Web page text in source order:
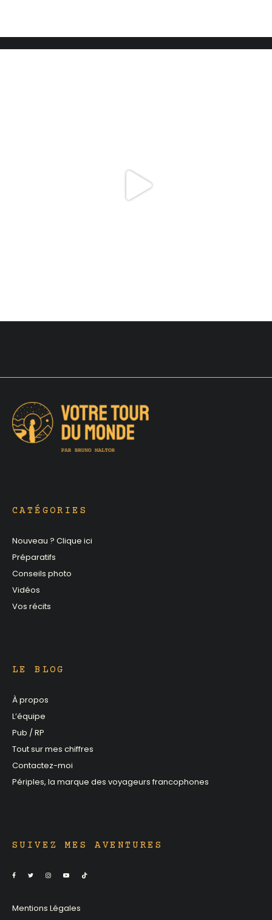
CATÉGORIES
Nouveau ? Clique ici
Préparatifs
Conseils photo
Vidéos
Vos récits
LE BLOG
À propos
L’équipe
Pub / RP
Tout sur mes chiffres
Contactez-moi
Périples, la marque des voyageurs francophones
SUIVEZ MES AVENTURES
Mentions Légales